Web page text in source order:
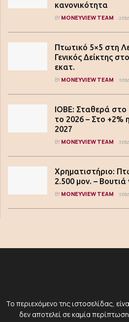
κανονικότητα
BY MONEYVIEW TEAM 2
Πτωτικό 5×5 στη
Γενικός Δείκτης
εκατ.
BY MONEYVIEW TEAM 3
ΙΟΒΕ: Σταθερά στο
το 2026 – Στο +2%
2027
BY MONEYVIEW TEAM 3
Χρηματιστήριο:
2.500 μον. – Βουτιά
BY MONEYVIEW TEAM 3
Το περιεχόμενο της ιστοσελίδας,
δεν αποτελεί σε καμία